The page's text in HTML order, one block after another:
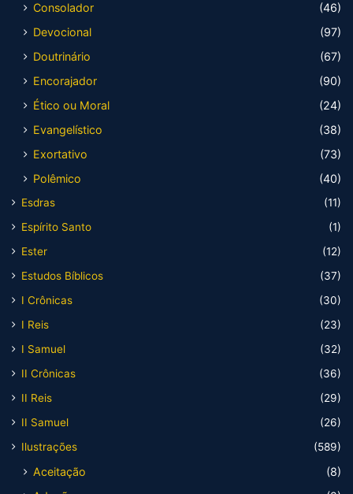
Consolador
(46)
Devocional
(97)
Doutrinário
(67)
Encorajador
(90)
Ético ou Moral
(24)
Evangelístico
(38)
Exortativo
(73)
Polêmico
(40)
Esdras
(11)
Espírito Santo
(1)
Ester
(12)
Estudos Bíblicos
(37)
I Crônicas
(30)
I Reis
(23)
I Samuel
(32)
II Crônicas
(36)
II Reis
(29)
II Samuel
(26)
Ilustrações
(589)
Aceitação
(8)